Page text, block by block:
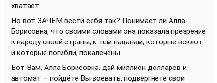
хватает.
Но вот ЗАЧЕМ вести себя так? Понимает ли Алла
Борисовна, что своими словами она показала презрение
к народу своей страны, к тем пацанам, которые воюют
и которые погибли, покалечены…
Вот Вам, Алла Борисовна, дай миллион долларов и
автомат – пойдёте Вы воевать, подвергнете свои